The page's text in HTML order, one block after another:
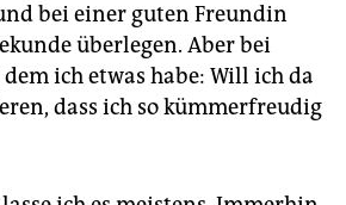
bei einer guten Freundin
überlegen. Aber bei
ich etwas habe: Will ich da
dass ich so kümmerfreudig